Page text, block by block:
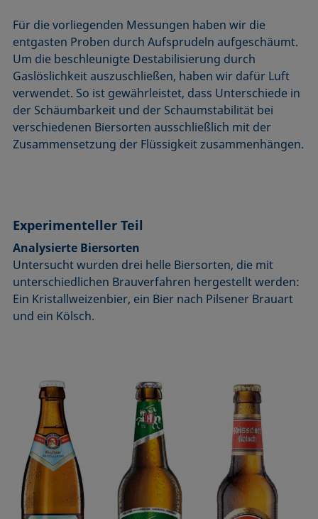
Für die vorliegenden Messungen haben wir die
entgasten Proben durch Aufsprudeln aufgeschäumt.
Um die beschleunigte Destabilisierung durch
Gaslöslichkeit auszuschließen, haben wir dafür Luft
verwendet. So ist gewährleistet, dass Unterschiede in
der Schäumbarkeit und der Schaumstabilität bei
verschiedenen Biersorten ausschließlich mit der
Zusammensetzung der Flüssigkeit zusammenhängen.
Experimenteller Teil
Analysierte Biersorten
Untersucht wurden drei helle Biersorten, die mit
unterschiedlichen Brauverfahren hergestellt werden:
Ein Kristallweizenbier, ein Bier nach Pilsener Brauart
und ein Kölsch.